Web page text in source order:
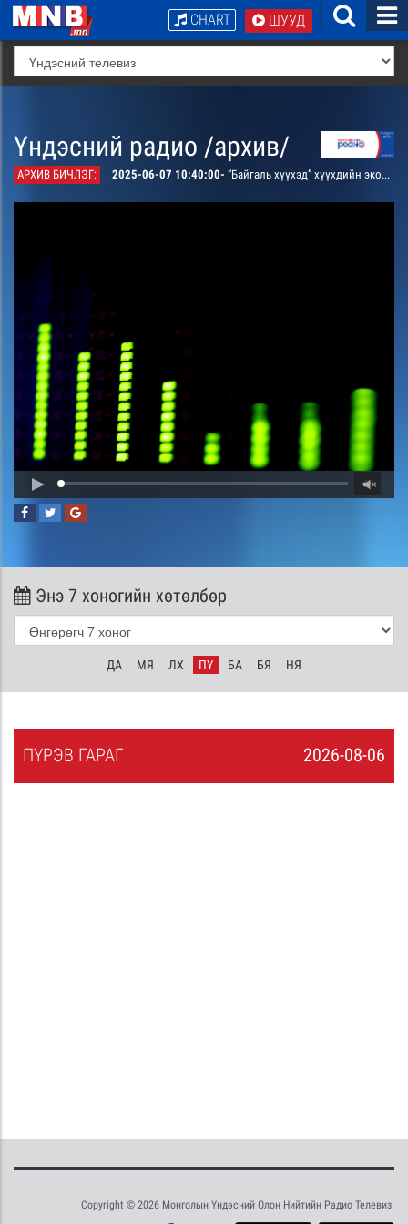
ШУУД
CHART
Үндэсний радио /архив/
АРХИВ БИЧЛЭГ: 2025-06-07 10:40:00- “Байгаль хүүхэд” хүүхдийн экологийн боловсролд зориулсан нэвтрүүлэг. “Би ирээдүйн палентологич” сурвалжилга. “Нисдэг дэлхий” сурагчийн тэмдэглэл. “Асуулт ирлээ” булангаар гол мөрөн яагаад дундардаг вэ? асуултанд хариулна. /давтана/
Энэ 7 хоногийн хөтөлбөр
ДА МЯ ЛХ ПҮ БА БЯ НЯ
2026-08-06
ПҮРЭВ ГАРАГ
Copyright © 2026 Монголын Үндэсний Олон Нийтийн Радио Телевиз.